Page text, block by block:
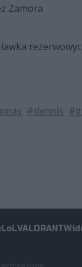
Zamora
#dennis
LoLVALORANT